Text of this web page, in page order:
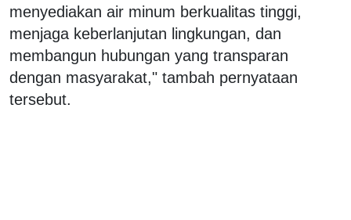
menyediakan air minum berkualitas tinggi,
menjaga keberlanjutan lingkungan, dan
membangun hubungan yang transparan
dengan masyarakat," tambah pernyataan
tersebut.